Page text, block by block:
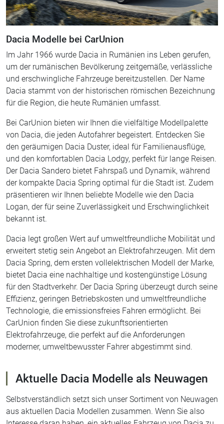
Dacia Modelle bei CarUnion
Im Jahr 1966 wurde Dacia in Rumänien ins Leben gerufen,
um der rumänischen Bevölkerung zeitgemäße, verlässliche
und erschwingliche Fahrzeuge bereitzustellen. Der Name
Dacia stammt von der historischen römischen Bezeichnung
für die Region, die heute Rumänien umfasst.
Bei CarUnion bieten wir Ihnen die vielfältige Modellpalette
von Dacia, die jeden Autofahrer begeistert. Entdecken Sie
den geräumigen Dacia Duster, ideal für Familienausflüge,
und den komfortablen Dacia Lodgy, perfekt für lange Reisen.
Der Dacia Sandero bietet Fahrspaß und Dynamik, während
der kompakte Dacia Spring optimal für die Stadt ist. Zudem
präsentieren wir Ihnen beliebte Modelle wie den Dacia
Logan, der für seine Zuverlässigkeit und Erschwinglichkeit
bekannt ist.
Dacia legt großen Wert auf umweltfreundliche Mobilität und
erweitert stetig sein Angebot an Elektrofahrzeugen. Mit dem
Dacia Spring, dem ersten vollelektrischen Modell der Marke,
bietet Dacia eine nachhaltige und kostengünstige Lösung
für den Stadtverkehr. Der Dacia Spring überzeugt durch seine
Effizienz, geringen Betriebskosten und umweltfreundliche
Technologie, die emissionsfreies Fahren ermöglicht. Bei
CarUnion finden Sie diese zukunftsorientierten
Elektrofahrzeuge, die perfekt auf die Anforderungen
moderner, umweltbewusster Fahrer abgestimmt sind.
Aktuelle Dacia Modelle als Neuwagen
Selbstverständlich setzt sich unser Sortiment von Neuwagen
aus aktuellen Dacia Modellen zusammen. Wenn Sie also